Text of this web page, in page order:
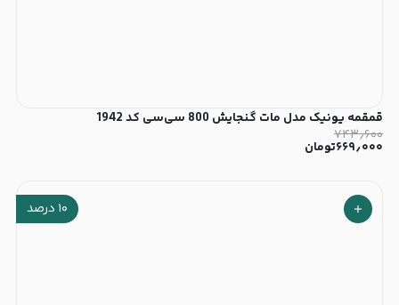
قمقمه یونیک مدل مات گنجایش 800 سی‌سی کد 1942
۷۴۳٫۶۰۰
۶۶۹٫۰۰۰تومان
۱۰ درصد